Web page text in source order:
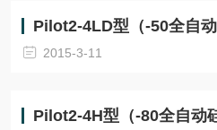
Pilot2-4LD型（-50全自动系统）
2015-3-11
Pilot2-4H型（-80全自动硅油系统